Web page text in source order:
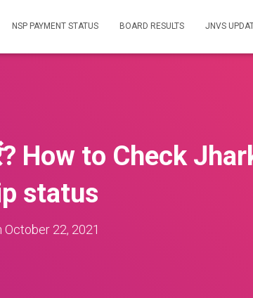
NSP PAYMENT STATUS BOARD RESULTS JNVS
How to Check
status
October 22, 2021